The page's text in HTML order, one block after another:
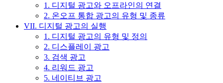
1. 디지털 광고와 오프라인의 연결
2. 온오프 통합 광고의 유형 및 종류
VII. 디지털 광고의 실행
1. 디지털 광고의 유형 및 정의
2. 디스플레이 광고
3. 검색 광고
4. 리워드 광고
5. 네이티브 광고